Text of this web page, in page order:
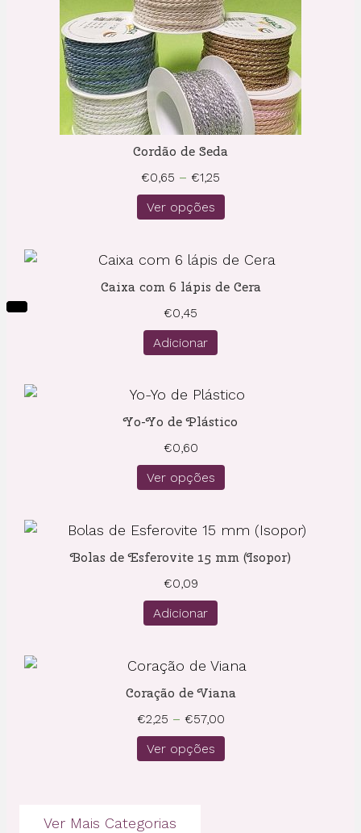
Cordão de Seda
€0,65 – €1,25
range:
Ver opções
Caixa com 6 lápis de Cera
€0,45
Adicionar
Yo-Yo de Plástico
€0,60
Ver opções
Bolas de Esferovite 15 mm (Isopor)
€0,09
Adicionar
Coração de Viana
€2,25 – €57,00Price
range:
Ver opções
Ver Mais Categorias